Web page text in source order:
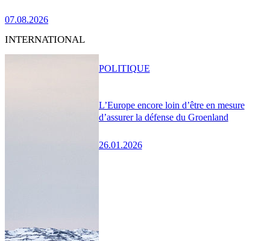
07.08.2026
INTERNATIONAL
L’Europe encore loin d’être en mesure
d’assurer la défense du Groenland
26.01.2026
POLITIQUE